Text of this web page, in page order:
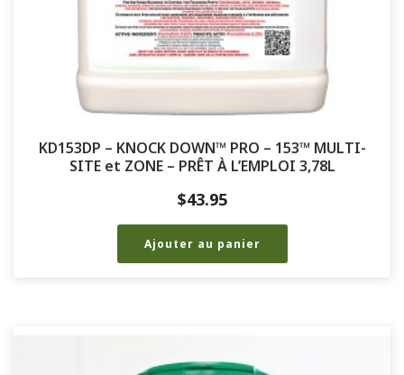
KD153DP – KNOCK DOWN™ PRO – 153™ MULTI-
SITE et ZONE – PRÊT À L’EMPLOI 3,78L
$43.95
Ajouter au panier